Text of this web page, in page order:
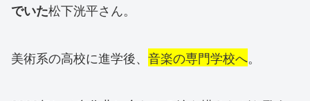
でいた松下洸平さん。
美術系の高校に進学後、 音楽の専門学校へ。